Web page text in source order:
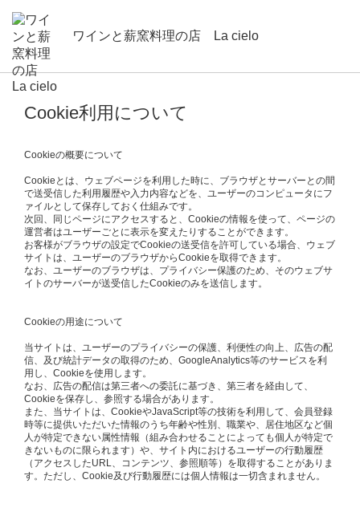
ワインと薪窯料理の店 La cielo
Cookie利用について
Cookieの概要について
Cookieとは、ウェブページを利用した時に、ブラウザとサーバーとの間
で送受信した利用履歴や入力内容などを、ユーザーのコンピュータにフ
ァイルとして保存しておく仕組みです。
次回、同じページにアクセスすると、Cookieの情報を使って、ページの
運営者はユーザーごとに表示を変えたりすることができます。
お客様がブラウザの設定でCookieの送受信を許可している場合、ウェブ
サイトは、ユーザーのブラウザからCookieを取得できます。
なお、ユーザーのブラウザは、プライバシー保護のため、そのウェブサ
イトのサーバーが送受信したCookieのみを送信します。
Cookieの用途について
当サイトは、ユーザーのプライバシーの保護、利便性の向上、広告の配
信、及び統計データの取得のため、GoogleAnalytics等のサービスを利
用し、Cookieを使用します。
なお、広告の配信は第三者への委託に基づき、第三者を経由して、
Cookieを保存し、参照する場合があります。
また、当サイトは、CookieやJavaScript等の技術を利用して、会員登録
時等に提供いただいた情報のうち年齢や性別、職業や、居住地区など個
人が特定できない属性情報（組み合わせることによっても個人が特定で
きないものに限られます）や、サイト内におけるユーザーの行動履歴
（アクセスしたURL、コンテンツ、参照順等）を取得することがありま
す。ただし、Cookie及び行動履歴には個人情報は一切含まれません。